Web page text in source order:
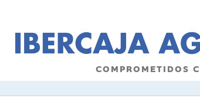
COMPROMETIDOS